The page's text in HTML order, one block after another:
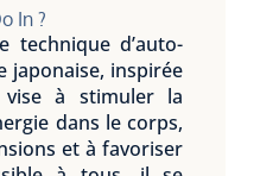
In ?
technique d’auto-
japonaise, inspirée
à stimuler la
dans le corps,
et à favoriser